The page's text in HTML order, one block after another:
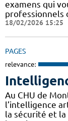
examens qui
professionnels
18/02/2026 15:25
PAGES
relevance:
Au CHU de
l’intelligence
la sécurité et